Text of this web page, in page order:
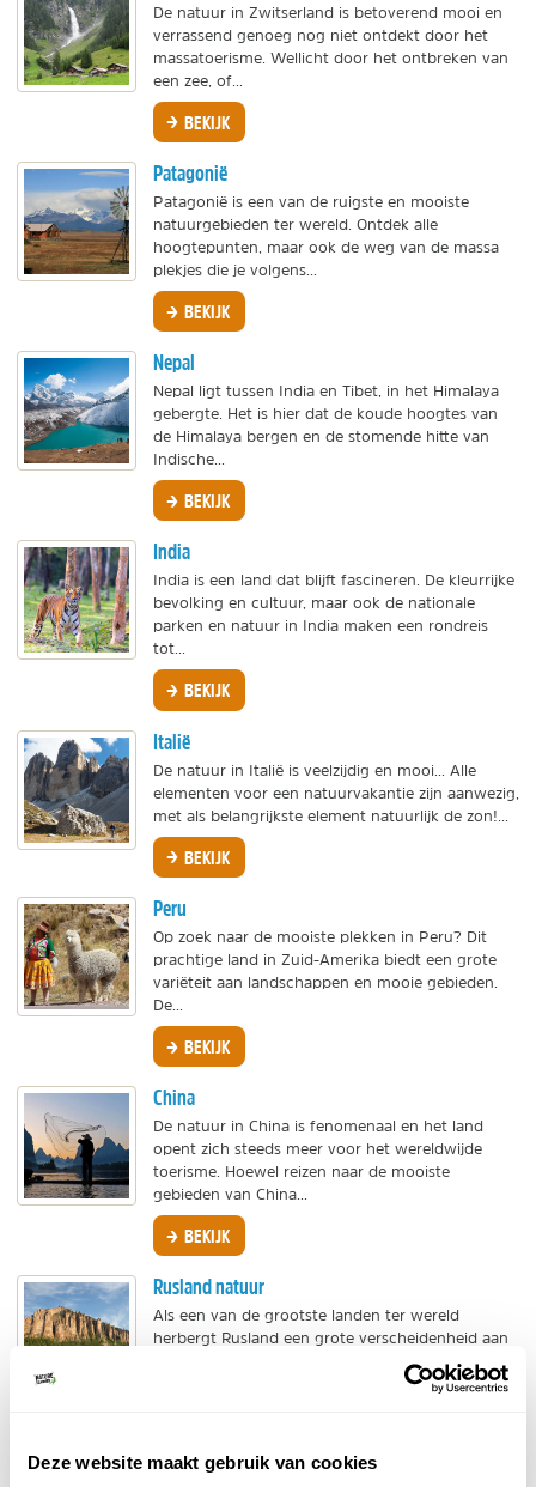
Deze website maakt gebruik van cookies
De natuur in Zwitserland is betoverend mooi en
verrassend genoeg nog niet ontdekt door het
massatoerisme. Wellicht door het ontbreken van
een zee, of...
BEKIJK
Patagonië
Patagonië is een van de ruigste en mooiste
natuurgebieden ter wereld. Ontdek alle
hoogtepunten, maar ook de weg van de massa
plekjes die je volgens...
BEKIJK
Nepal
Nepal ligt tussen India en Tibet, in het Himalaya
gebergte. Het is hier dat de koude hoogtes van
de Himalaya bergen en de stomende hitte van
Indische...
BEKIJK
India
India is een land dat blijft fascineren. De kleurrijke
bevolking en cultuur, maar ook de nationale
parken en natuur in India maken een rondreis
tot...
BEKIJK
Italië
De natuur in Italië is veelzijdig en mooi... Alle
elementen voor een natuurvakantie zijn aanwezig,
met als belangrijkste element natuurlijk de zon!...
BEKIJK
Peru
Op zoek naar de mooiste plekken in Peru? Dit
prachtige land in Zuid-Amerika biedt een grote
variëteit aan landschappen en mooie gebieden.
De...
BEKIJK
China
De natuur in China is fenomenaal en het land
opent zich steeds meer voor het wereldwijde
toerisme. Hoewel reizen naar de mooiste
gebieden van China...
BEKIJK
Rusland natuur
Als een van de grootste landen ter wereld
herbergt Rusland een grote verscheidenheid aan
bijzondere, nog vrij onbekende landschappen. De
Marokko